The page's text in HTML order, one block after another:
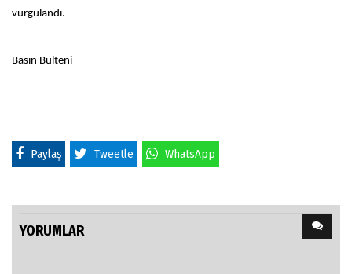
vurgulandı.
Basın Bülteni
Paylaş Tweetle WhatsApp
YORUMLAR